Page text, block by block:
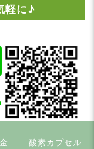
軽に♪
酸素カプセル